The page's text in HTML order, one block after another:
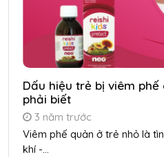
Dấu hiệu trẻ bị viêm
phải biết
3 năm trước
Viêm phế quản ở trẻ nhỏ là
khí -...